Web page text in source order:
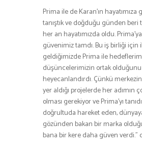
Prima ile de Karan’ın
tanıştık ve doğduğu günden beri
her an hayatımızda oldu.
güvenimiz tamdı. Bu iş birliği için
geldiğimizde Prima ile
düşüncelerimizin ortak
heyecanlandırdı. Çünkü
yer aldığı projelerde her adımın
olması gerekiyor ve Prima’yı
doğrultuda hareket eden,
gözünden bakan bir marka
bana bir kere daha güven verdi.”